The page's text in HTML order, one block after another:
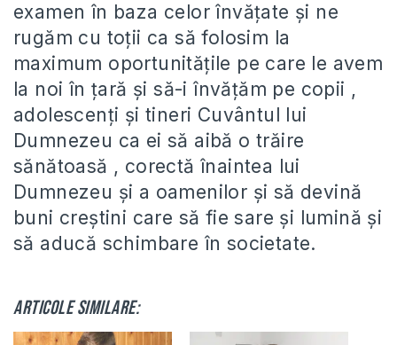
examen în baza celor învățate și ne
rugăm cu toții ca să folosim la
maximum oportunitățile pe care le avem
la noi în țară și să-i învățăm pe copii ,
adolescenți și tineri Cuvântul lui
Dumnezeu ca ei să aibă o trăire
sănătoasă , corectă înaintea lui
Dumnezeu și a oamenilor și să devină
buni creștini care să fie sare și lumină și
să aducă schimbare în societate.
Articole similare: